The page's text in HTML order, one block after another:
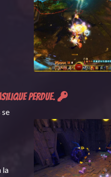
perdue.
se
la